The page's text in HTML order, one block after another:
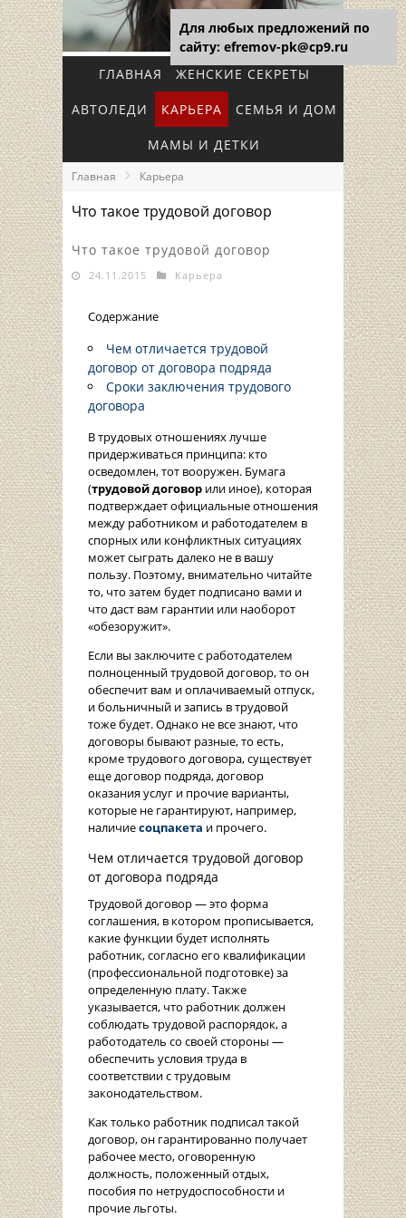
ГЛАВНАЯ ЖЕНСКИЕ СЕКРЕТЫ
АВТОЛЕДИ КАРЬЕРА СЕМЬЯ И ДОМ
МАМЫ И ДЕТКИ
Главная Карьера
Что такое трудовой договор
Что такое трудовой договор
24.11.2015 Карьера
Содержание
Чем отличается трудовой
договор от договора подряда
Сроки заключения трудового
договора
В трудовых отношениях лучше
придерживаться принципа: кто
осведомлен, тот вооружен. Бумага
(трудовой договор или иное), которая
подтверждает официальные отношения
между работником и работодателем в
спорных или конфликтных ситуациях
может сыграть далеко не в вашу
пользу. Поэтому, внимательно читайте
то, что затем будет подписано вами и
что даст вам гарантии или наоборот
«обезоружит».
Если вы заключите с работодателем
полноценный трудовой договор, то он
обеспечит вам и оплачиваемый отпуск,
и больничный и запись в трудовой
тоже будет. Однако не все знают, что
договоры бывают разные, то есть,
кроме трудового договора, существует
еще договор подряда, договор
оказания услуг и прочие варианты,
которые не гарантируют, например,
наличиесоцпакета и прочего.
Чем отличается трудовой договор
от договора подряда
Трудовой договор — это форма
соглашения, в котором прописывается,
какие функции будет исполнять
работник, согласно его квалификации
(профессиональной подготовке) за
определенную плату. Также
указывается, что работник должен
соблюдать трудовой распорядок, а
работодатель со своей стороны —
обеспечить условия труда в
соответствии с трудовым
законодательством.
Как только работник подписал такой
договор, он гарантированно получает
рабочее место, оговоренную
должность, положенный отдых,
пособия по нетрудоспособности и
прочие льготы.
Для любых предложений по
сайту: efremov-pk@cp9.ru